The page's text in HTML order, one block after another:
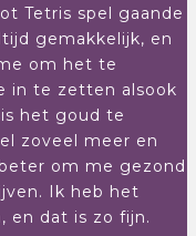
Tetris spel gaande
gemakkelijk, en
om het te
in te zetten alsook
het goud te
zoveel meer en
om me gezond
Ik heb het
en dat is zo fijn.